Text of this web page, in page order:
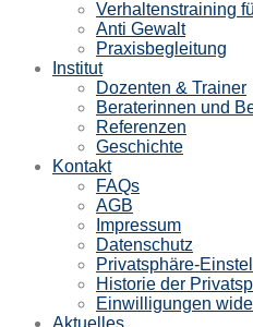
Verhaltenstraining
Anti Gewalt
Praxisbegleitung
Institut
Dozenten & Trainer
Beraterinnen und
Referenzen
Geschichte
Kontakt
FAQs
AGB
Impressum
Datenschutz
Privatsphäre-
Historie der
Einwilligungen
Aktuelles